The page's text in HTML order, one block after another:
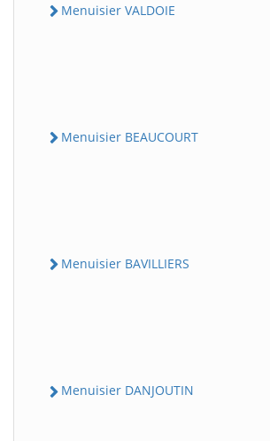
Menuisier VALDOIE
Menuisier BEAUCOURT
Menuisier BAVILLIERS
Menuisier DANJOUTIN